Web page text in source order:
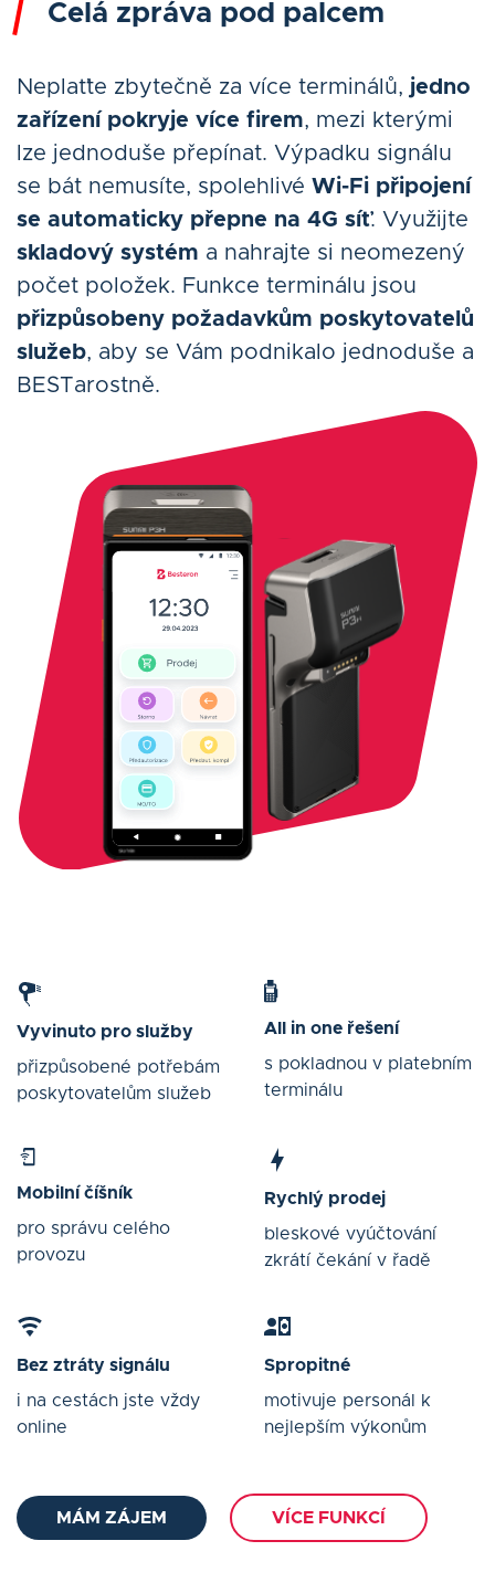
Celá zpráva pod palcem
Neplaťte zbytečně za více terminálů, jedno
zařízení pokryje více firem, mezi kterými
lze jednoduše přepínat. Výpadku signálu
se bát nemusíte, spolehlivé Wi-Fi připojení
se automaticky přepne na 4G síť. Využijte
skladový systém a nahrajte si neomezený
počet položek. Funkce terminálu jsou
přizpůsobeny požadavkům poskytovatelů
služeb, aby se Vám podnikalo jednoduše a
BESTarostně.
Vyvinuto pro služby
přizpůsobené potřebám
poskytovatelům služeb
All in one řešení
s pokladnou v platebním
terminálu
Mobilní číšník
pro správu celého
provozu
Rychlý prodej
bleskové vyúčtování
zkrátí čekání v řadě
Bez ztráty signálu
i na cestách jste vždy
online
Spropitné
motivuje personál k
nejlepším výkonům
MÁM ZÁJEM VÍCE FUNKCÍ